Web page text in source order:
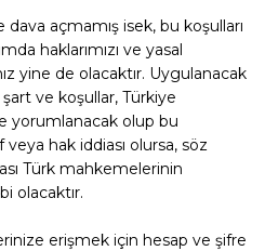
açmamış isek, bu koşulları
haklarımızı ve yasal
yine de olacaktır. Uygulanacak
ve koşullar, Türkiye
yorumlanacak olup bu
veya hak iddiası olursa, söz
Türk mahkemelerinin
olacaktır.
erişmek için hesap ve şifre